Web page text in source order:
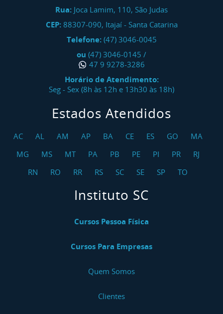
Rua: Joca Lamim, 110, São Judas
CEP: 88307-090, Itajaí- Santa Catarina
Telefone: (47) 3046-0045
ou (47) 3046-0145 /
47 9 9278-3286
Horário de Atendimento:
Seg - Sex (8h às 12h e 13h30 às 18h)
Estados Atendidos
AC AL AM AP BA CE ES GO
MA
MG
MS MT PA PB PE PI PR
RJ
RN
RO RR RS SC SE SP TO
Instituto SC
Cursos Pessoa Física
Cursos Para Empresas
Quem Somos
Clientes